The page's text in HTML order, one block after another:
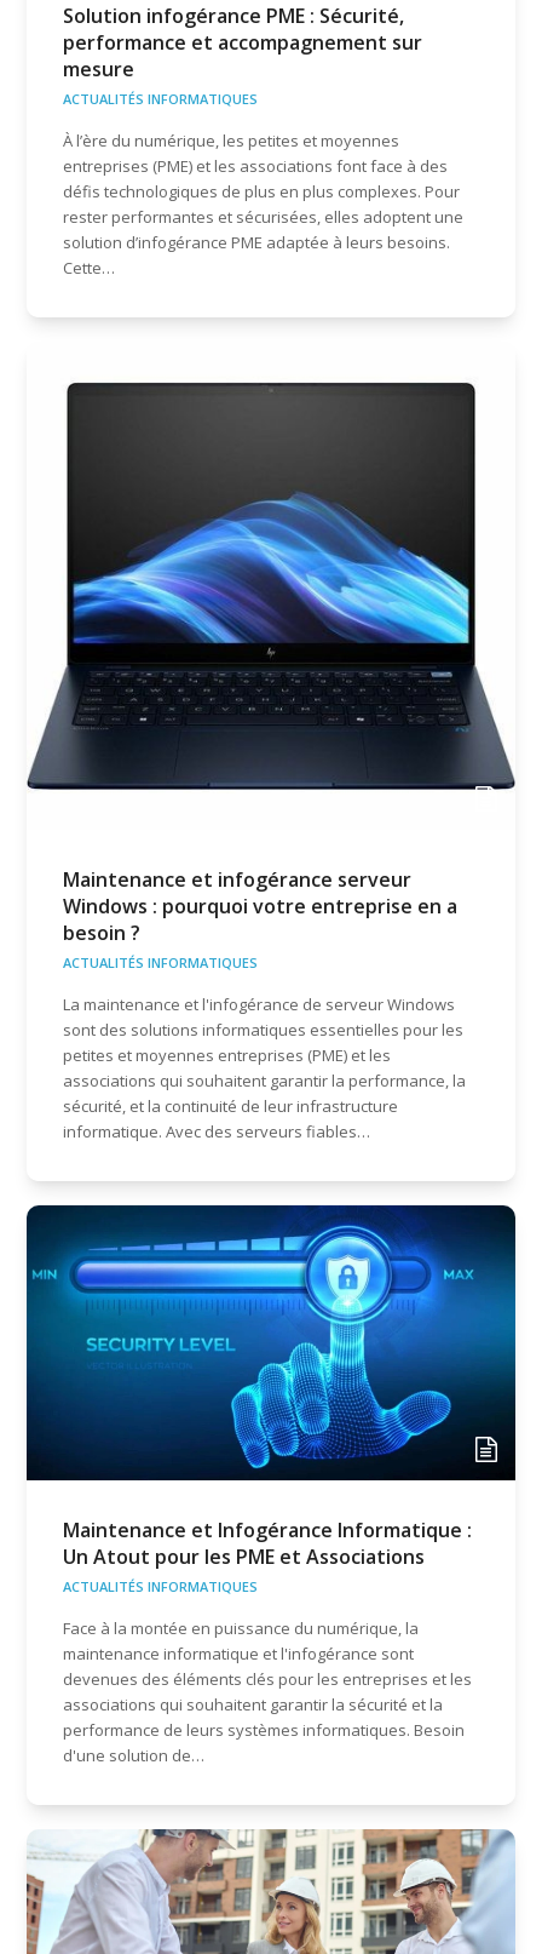
Solution infogérance PME : Sécurité,
performance et accompagnement sur
mesure
ACTUALITÉS INFORMATIQUES
À l’ère du numérique, les petites et moyennes
entreprises (PME) et les associations font face à des
défis technologiques de plus en plus complexes. Pour
rester performantes et sécurisées, elles adoptent une
solution d’infogérance PME adaptée à leurs besoins.
Cette…
Maintenance et infogérance serveur
Windows : pourquoi votre entreprise en a
besoin ?
ACTUALITÉS INFORMATIQUES
La maintenance et l'infogérance de serveur Windows
sont des solutions informatiques essentielles pour les
petites et moyennes entreprises (PME) et les
associations qui souhaitent garantir la performance, la
sécurité, et la continuité de leur infrastructure
informatique. Avec des serveurs fiables…
Maintenance et Infogérance Informatique :
Un Atout pour les PME et Associations
ACTUALITÉS INFORMATIQUES
Face à la montée en puissance du numérique, la
maintenance informatique et l'infogérance sont
devenues des éléments clés pour les entreprises et les
associations qui souhaitent garantir la sécurité et la
performance de leurs systèmes informatiques. Besoin
d'une solution de…